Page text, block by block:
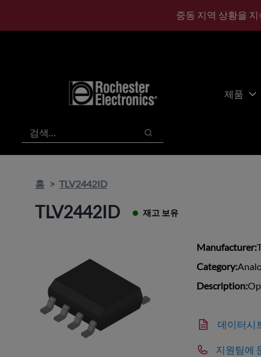
중동 지역 상황을
제품
검색
검색
홈 TLV2442ID
TLV2442ID 재고 보유
Manufacturer:
Category:
Description:
데이터시
지원팀에